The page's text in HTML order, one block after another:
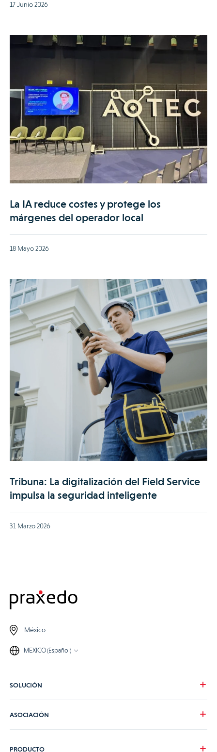
17 Junio 2026
La IA reduce costes y protege los
márgenes del operador local
18 Mayo 2026
Tribuna: La digitalización del Field Service
impulsa la seguridad inteligente
31 Marzo 2026
México
MEXICO (Español)
SOLUCIÓN
ASOCIACIÓN
PRODUCTO